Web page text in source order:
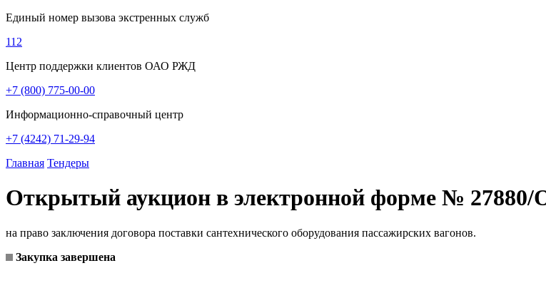
Единый номер вызова экстренных служб
112
Центр поддержки клиентов ОАО РЖД
+7 (800) 775-00-00
Информационно-справочный центр
+7 (4242) 71-29-94
Главная Тендеры
Открытый аукцион в электронной форме №
на право заключения договора поставки сантехнического оборудования пассажирских вагонов.
Закупка завершена